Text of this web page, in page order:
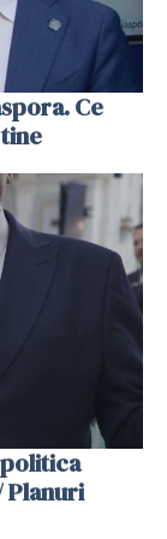
Ce
Planuri